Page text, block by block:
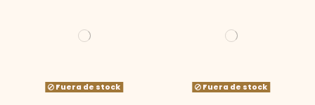
sólido
Cebolla y
Fuera de stock Fuera de stock